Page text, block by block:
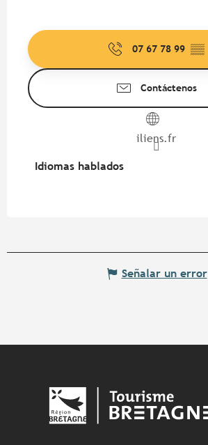
07 67 78 99 ▒▒
Contáctenos
iliens.fr
Idiomas hablados
Idiomas hablados
Señalar un error